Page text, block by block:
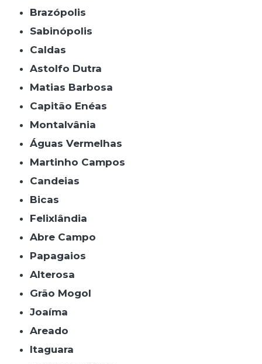
Brazópolis
Sabinópolis
Caldas
Astolfo Dutra
Matias Barbosa
Capitão Enéas
Montalvânia
Águas Vermelhas
Martinho Campos
Candeias
Bicas
Felixlândia
Abre Campo
Papagaios
Alterosa
Grão Mogol
Joaíma
Areado
Itaguara